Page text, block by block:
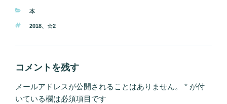
カ
ゴ
ー
本
タ
2018、 ☆2
コメントを残す
メールアドレスが公開されることはありません。 * が付
いている欄は必須項目です